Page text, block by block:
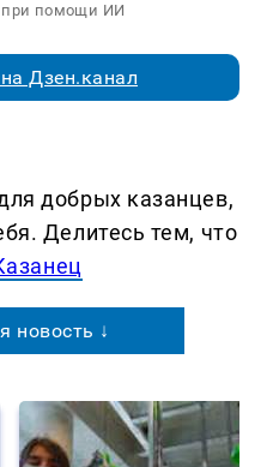
при помощи ИИ
Дзен.канал
добрых казанцев,
Делитеcь тем, что
новость ↓